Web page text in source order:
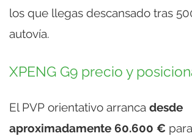
los que llegas descansado tras
autovía.
XPENG G9 precio y
El PVP orientativo arranca desde
aproximadamente 60.600 €